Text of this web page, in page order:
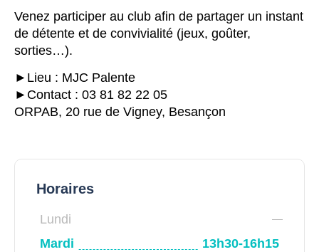
Venez participer au club afin de partager un instant
de détente et de convivialité (jeux, goûter,
sorties…).
►Lieu : MJC Palente
►Contact : 03 81 82 22 05
ORPAB, 20 rue de Vigney, Besançon
Horaires
Lundi
Mardi
13h30-16h15